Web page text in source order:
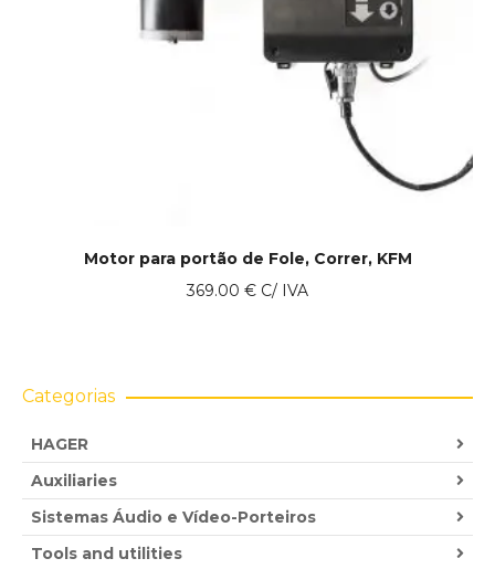
Motor para portão de Fole, Correr, KFM
369.00 € C/ IVA
Categorias
HAGER
Auxiliaries
Sistemas Áudio e Vídeo-Porteiros
Tools and utilities